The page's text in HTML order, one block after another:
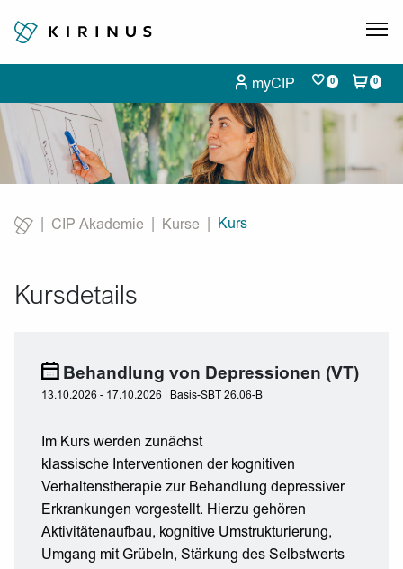
myCIP 0 0
CIP Akademie Kurse
Current:
Kurs
Kursdetails
Behandlung von Depressionen (VT)
13.10.2026 - 17.10.2026 | Basis-SBT 26.06-B
Im Kurs werden zunächst
klassische Interventionen der kognitiven
Verhaltenstherapie zur Behandlung depressiver
Erkrankungen vorgestellt. Hierzu gehören
Aktivitätenaufbau, kognitive Umstrukturierung,
Umgang mit Grübeln, Stärkung des Selbstwerts